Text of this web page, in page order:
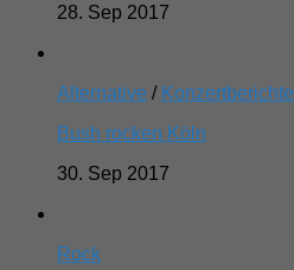
28. Sep 2017
Alternative / Konzertberichte
Bush rocken Köln
30. Sep 2017
Rock